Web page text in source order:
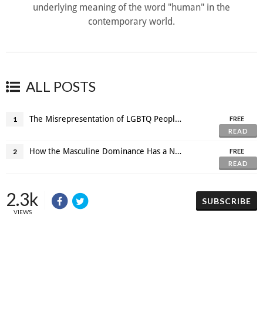
underlying meaning of the word "human" in the
contemporary world.
ALL POSTS
1 The Misrepresentation of LGBTQ People in Mainstream Cinema.
FREE
READ
2 How the Masculine Dominance Has a Negative Impact on Female Artists in Pop Culture
FREE
READ
2.3k
VIEWS
SUBSCRIBE